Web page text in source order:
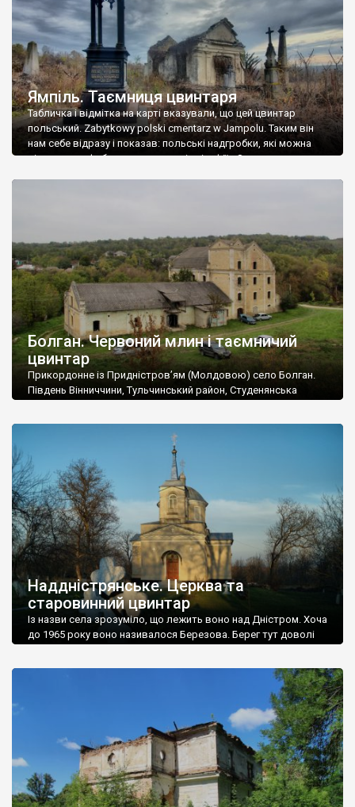
Ямпіль. Таємниця цвинтаря
Табличка і відмітка на карті вказували, що цей цвинтар
польський. Zabytkowy polski cmentarz w Jampolu. Таким він
нам себе відразу і показав: польські надгробки, які можна
віднести до фабричних, польські епітафії… Загалом цвинтар
Болган. Червоний млин і таємничий
цвинтар
Прикордонне із Придністров’ям (Молдовою) село Болган.
Південь Вінниччини, Тульчинський район, Студенянська
старовинний цвинтар із кам’яними хрестами. Всі епітафії, які
збереглися, написані кирилицею, церковнослов’янською
мовою. За всіма традиційними ознаками – цвинтар
український. Хрести датуються 19 століттям. У 1924-1940
роках Болган […]
Наддністрянське. Церква та
старовинний цвинтар
Із назви села зрозуміло, що лежить воно над Дністром. Хоча
до 1965 року воно називалося Березова. Берег тут доволі
Наддністрянське відрізняється від більшості навколишніх
сіл. У селі є мурована Михайлівська церква. Точної дати […]